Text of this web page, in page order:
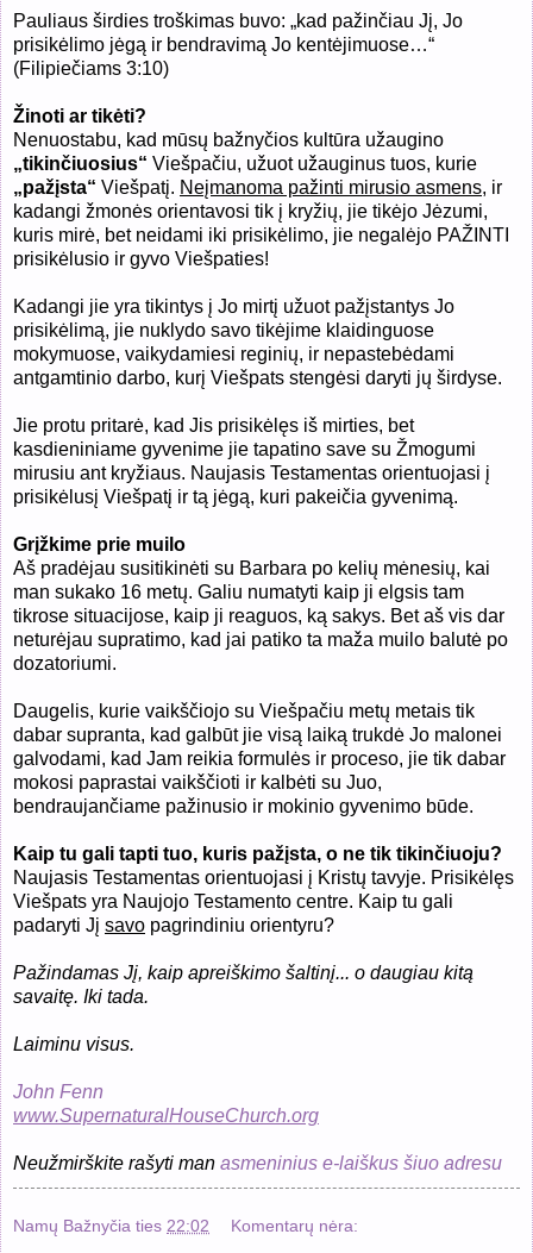
Pauliaus širdies troškimas buvo: „kad pažinčiau Jį, Jo
prisikėlimo jėgą ir bendravimą Jo kentėjimuose…“
(Filipiečiams 3:10)
Žinoti ar tikėti?
Nenuostabu, kad mūsų bažnyčios kultūra užaugino
„tikinčiuosius“ Viešpačiu, užuot užauginus tuos, kurie
„pažįsta“ Viešpatį. Neįmanoma pažinti mirusio asmens, ir
kadangi žmonės orientavosi tik į kryžių, jie tikėjo Jėzumi,
kuris mirė, bet neidami iki prisikėlimo, jie negalėjo PAŽINTI
prisikėlusio ir gyvo Viešpaties!
Kadangi jie yra tikintys į Jo mirtį užuot pažįstantys Jo
prisikėlimą, jie nuklydo savo tikėjime klaidinguose
mokymuose, vaikydamiesi reginių, ir nepastebėdami
antgamtinio darbo, kurį Viešpats stengėsi daryti jų širdyse.
Jie protu pritarė, kad Jis prisikėlęs iš mirties, bet
kasdieniniame gyvenime jie tapatino save su Žmogumi
mirusiu ant kryžiaus. Naujasis Testamentas orientuojasi į
prisikėlusį Viešpatį ir tą jėgą, kuri pakeičia gyvenimą.
Grįžkime prie muilo
Aš pradėjau susitikinėti su Barbara po kelių mėnesių, kai
man sukako 16 metų. Galiu numatyti kaip ji elgsis tam
tikrose situacijose, kaip ji reaguos, ką sakys. Bet aš vis dar
neturėjau supratimo, kad jai patiko ta maža muilo balutė po
dozatoriumi.
Daugelis, kurie vaikščiojo su Viešpačiu metų metais tik
dabar supranta, kad galbūt jie visą laiką trukdė Jo malonei
galvodami, kad Jam reikia formulės ir proceso, jie tik dabar
mokosi paprastai vaikščioti ir kalbėti su Juo,
bendraujančiame pažinusio ir mokinio gyvenimo būde.
Kaip tu gali tapti tuo, kuris pažįsta, o ne tik tikinčiuoju?
Naujasis Testamentas orientuojasi į Kristų tavyje. Prisikėlęs
Viešpats yra Naujojo Testamento centre. Kaip tu gali
padaryti Jį savo pagrindiniu orientyru?
Pažindamas Jį, kaip apreiškimo šaltinį... o daugiau kitą
savaitę. Iki tada.
Laiminu visus.
John Fenn
www.SupernaturalHouseChurch.org
Neužmirškite rašyti man asmeninius e-laiškus šiuo adresu
Namų Bažnyčia ties 22:02 Komentarų nėra: